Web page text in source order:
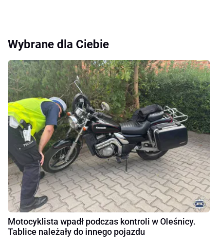
Wybrane dla Ciebie
Motocyklista wpadł podczas kontroli w Oleśnicy.
Tablice należały do innego pojazdu